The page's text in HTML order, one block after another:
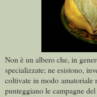
Non è un albero che, in
specializzate; ne esistono,
coltivate in modo amatoriale
punteggiano le campagne